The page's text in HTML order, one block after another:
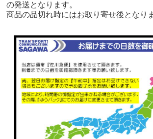
の発送となります。
商品の品切れ時にはお取り寄せ後となり